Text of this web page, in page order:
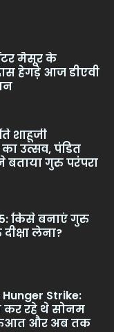
मैसूर के
हेगड़े आज डीएवी
शाहूजी
का उत्सव, पंडित
बताया गुरु परंपरा
किसे बनाएं गुरु
लेना?
Strike:
रहे थे सोनम
और अब तक